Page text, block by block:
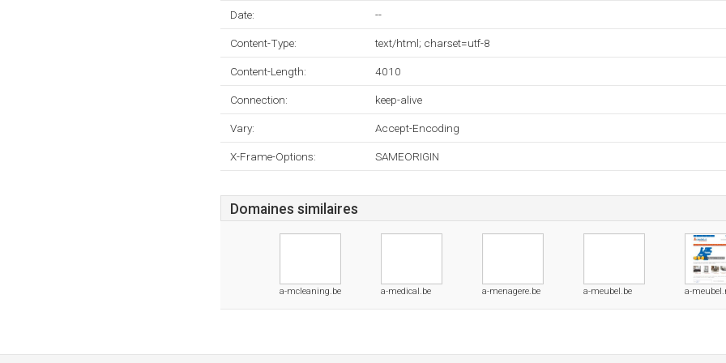
Date: --
Content-Type: text/html; charset=utf-8
Content-Length: 4010
Connection: keep-alive
Vary: Accept-Encoding
X-Frame-Options: SAMEORIGIN
Domaines similaires
a-mcleaning.be a-medical.be a-menagere.be a-meubel.be a-